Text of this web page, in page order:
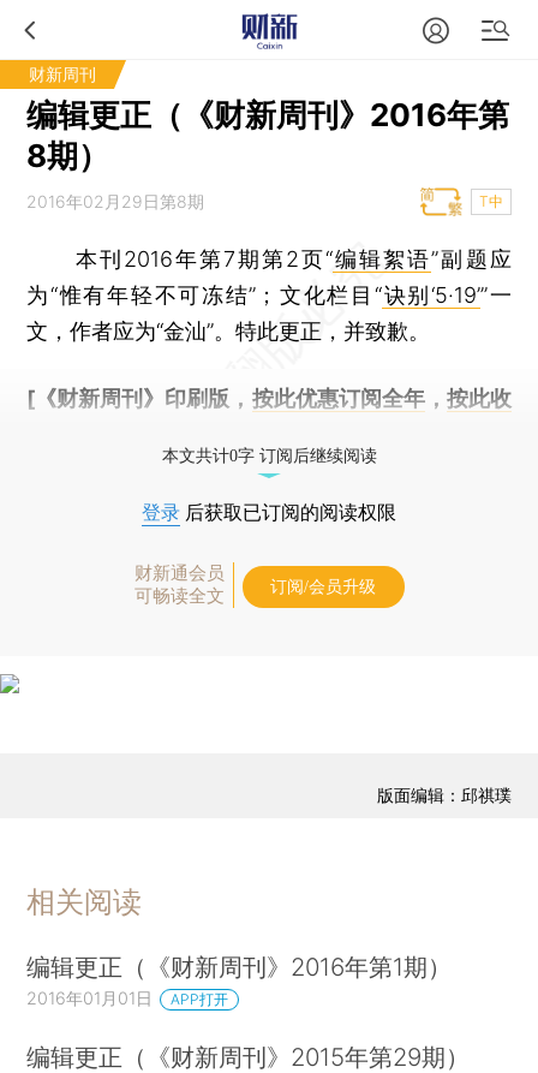
财新周刊
编辑更正（《财新周刊》2016年第
8期）
2016年02月29日第8期 T中
本刊2016年第7期第2页“编辑絮语”副题应
为“惟有年轻不可冻结”；文化栏目“诀别‘5·19’”一
文，作者应为“金汕”。特此更正，并致歉。
[《财新周刊》印刷版， 按此优惠订阅全年， 按此收
本文共计0字 订阅后继续阅读
登录 后获取已订阅的阅读权限
财新通会员
可畅读全文
订阅/会员升级
版面编辑：邱祺璞
相关阅读
编辑更正（《财新周刊》2016年第1期）
2016年01月01日 APP打开
编辑更正（《财新周刊》2015年第29期）